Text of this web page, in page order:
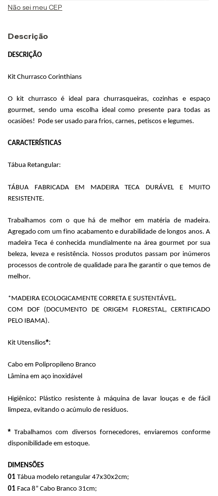
Não sei meu CEP
Descrição
DESCRIÇÃO
Kit Churrasco Corinthians
O kit churrascoé ideal para churrasqueiras, cozinhas e espaço
gourmet, sendo uma escolha ideal como presente para todas as
ocasiões! Pode ser usado para frios, carnes, petiscos e legumes.
CARACTERÍSTICAS
Tábua Retangular:
TÁBUA FABRICADA EM MADEIRA TECA DURÁVEL E MUITO
RESISTENTE.
Trabalhamos com o que há de melhor em matéria de madeira.
Agregado com um fino acabamento e durabilidade de longos anos. A
madeira Teca é conhecida mundialmente na área gourmet por sua
beleza, leveza e resistência. Nossos produtos passam por inúmeros
processos de controle de qualidade para lhe garantir o que temos de
melhor.
*MADEIRA ECOLOGICAMENTE CORRETA E SUSTENTÁVEL.
COM DOF (DOCUMENTO DE ORIGEM FLORESTAL, CERTIFICADO
PELO IBAMA).
Kit Utensílios*:
Cabo em Polipropileno Branco
Lâmina em aço inoxidável
Higiênico: Plástico resistente à máquina de lavar louças e de fácil
limpeza, evitando o acúmulo de resíduos.
* Trabalhamos com diversos fornecedores, enviaremos conforme
disponibilidade em estoque.
DIMENSÕES
01 Tábua modelo retangular 47x30x2cm;
01 Faca 8” Cabo Branco 31cm;